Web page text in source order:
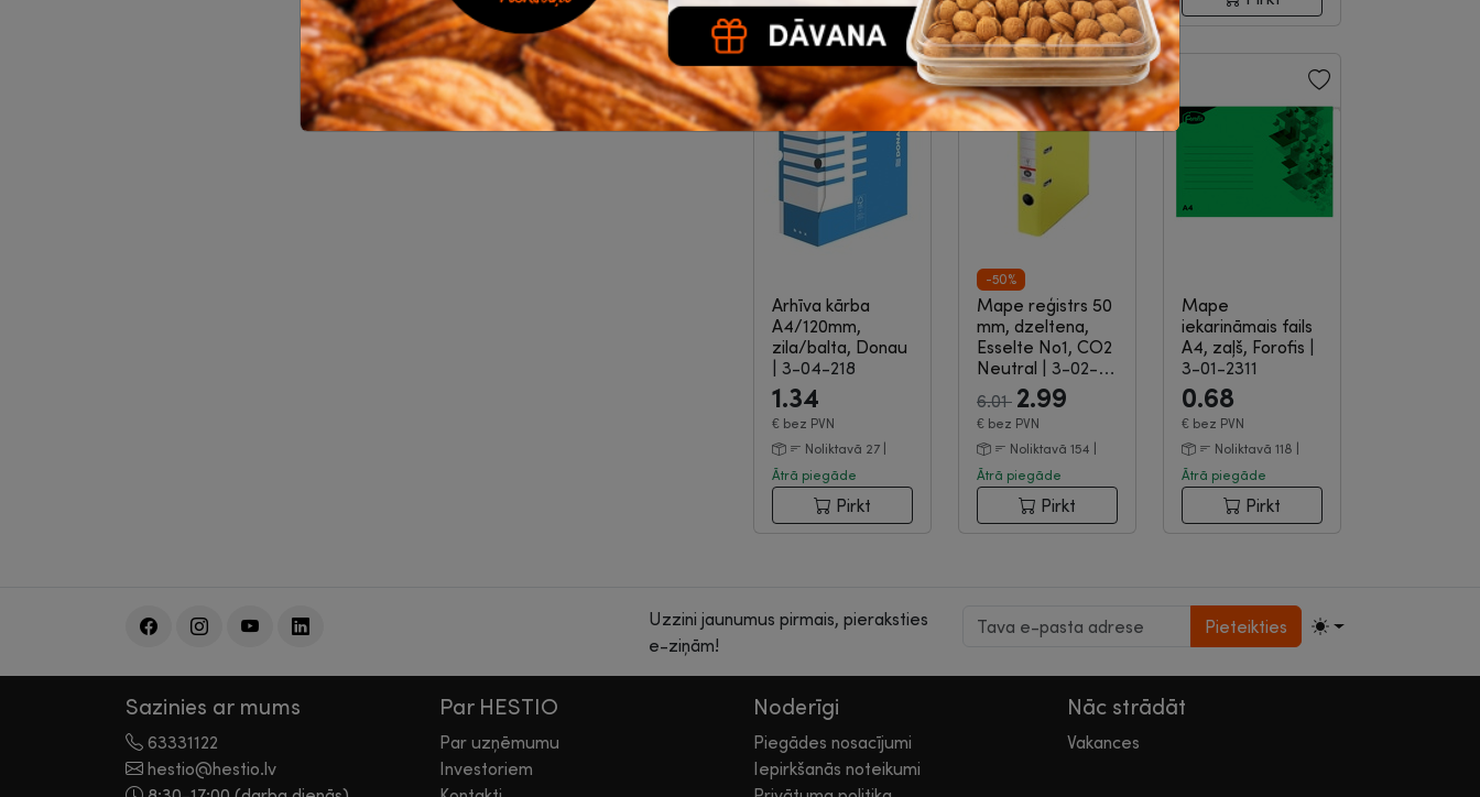
Arhīva kārba
A4/120mm,
zila/balta, Donau
3-04-218
1.34
€ bez PVN
Noliktavā 27 |
Ātrā piegāde
Pirkt
-50%
Mape reģistrs 50
mm, dzeltena,
Esselte No1, CO2
Neutral
3-02-
6.01 2.99
€ bez PVN
Noliktavā 154 |
Ātrā piegāde
Pirkt
Mape
iekarināmais fails
A4, zaļš, Forofis
3-01-2311
0.68
€ bez PVN
Noliktavā 118 |
Ātrā piegāde
Pirkt
Uzzini jaunumus pirmais, pieraksties
e-ziņām!
Pieteikties
Sazinies ar mums
63331122
hestio@hestio.lv
Par HESTIO
Par uzņēmumu
Investoriem
Noderīgi
Piegādes nosacījumi
Iepirkšanās noteikumi
Nāc strādāt
Vakances